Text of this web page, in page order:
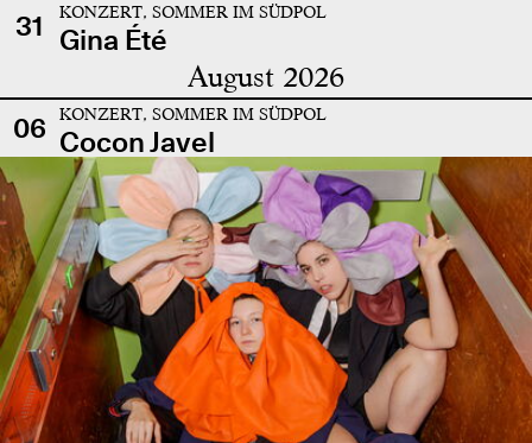
31
KONZERT, SOMMER IM SÜDPOL
Gina Été
August 2026
06 KONZERT, SOMMER IM SÜDPOL
Cocon Javel